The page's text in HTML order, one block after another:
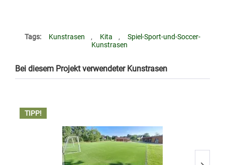
Tags: Kunstrasen , Kita ,
Spiel-Sport-und-Soccer-
Kunstrasen
Bei diesem Projekt verwendeter Kunstrasen
TIPP!